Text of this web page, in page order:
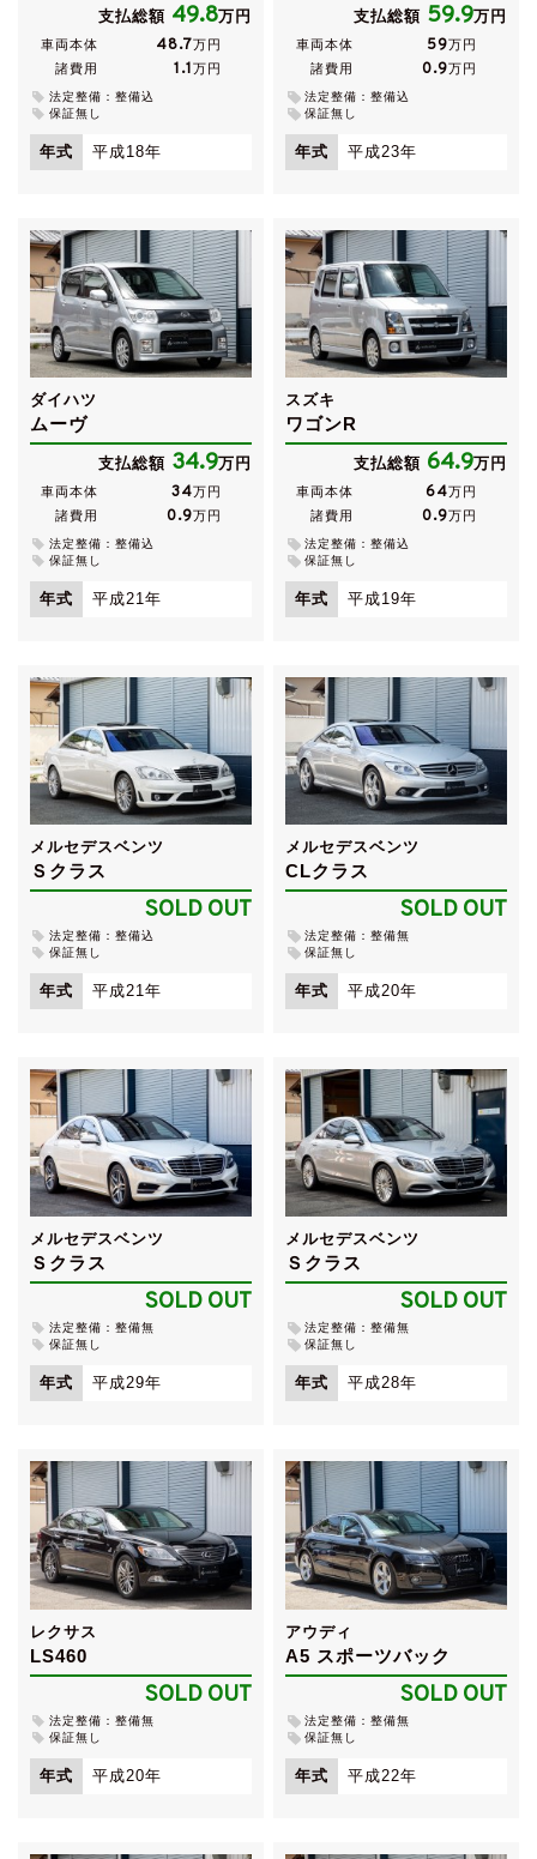
支払総額 49.8万円
車両本体 48.7万円
諸費用
1.1万円
法定整備：整備込
保証無し
年式 平成18年
支払総額 59.9万円
車両本体 59万円
諸費用
0.9万円
法定整備：整備込
保証無し
年式 平成23年
ダイハツ
ムーヴ
支払総額 34.9万円
車両本体 34万円
諸費用
0.9万円
法定整備：整備込
保証無し
年式 平成21年
スズキ
ワゴンR
支払総額 64.9万円
車両本体 64万円
諸費用
0.9万円
法定整備：整備込
保証無し
年式 平成19年
メルセデスベンツ
Ｓクラス
SOLD OUT
法定整備：整備込
保証無し
年式 平成21年
メルセデスベンツ
CLクラス
SOLD OUT
法定整備：整備無
保証無し
年式 平成20年
メルセデスベンツ
Ｓクラス
SOLD OUT
法定整備：整備無
保証無し
年式 平成29年
メルセデスベンツ
Ｓクラス
SOLD OUT
法定整備：整備無
保証無し
年式 平成28年
レクサス
LS460
SOLD OUT
法定整備：整備無
保証無し
年式 平成20年
アウディ
A5 スポーツバック
SOLD OUT
法定整備：整備無
保証無し
年式 平成22年